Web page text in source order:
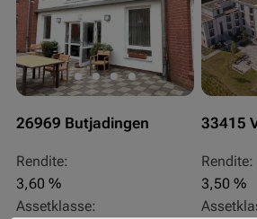
26969 Butjadingen
Rendite:
3,60 %
Assetklasse:
33415
Rendite:
3,50 %